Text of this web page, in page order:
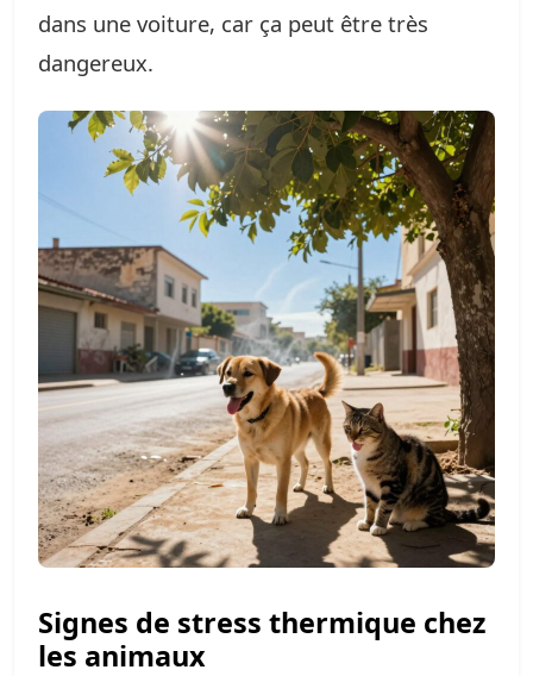
dans une voiture, car ça peut être très
dangereux.
Signes de stress thermique chez
les animaux